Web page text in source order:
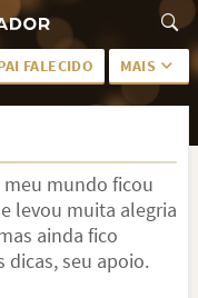
FALECIDO MAIS
PALAVRAS
DESCANSE EM PAZ
PÊSAMES PARA AMIGO
FIM DE NAMORO
meu mundo ficou
levou muita alegria
ainda fico
dicas, seu apoio.